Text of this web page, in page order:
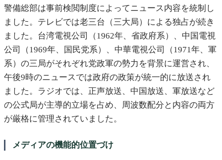
警備総部は事前検閲制度によってニュース内容を統制し
ました。テレビでは老三台（三大局）による独占が続き
ました。台湾電視公司（1962年、省政府系）、中国電視
公司（1969年、国民党系）、中華電視公司（1971年、軍
系）の三局がそれぞれ党政軍の勢力を背景に運営され、
午後9時のニュースでは政府の政策が統一的に放送され
ました。ラジオでは、正声放送、中国放送、軍放送など
の公式局が主導的立場を占め、周波数配分と内容の両方
が厳格に管理されていました。
メディアの機能的位置づけ